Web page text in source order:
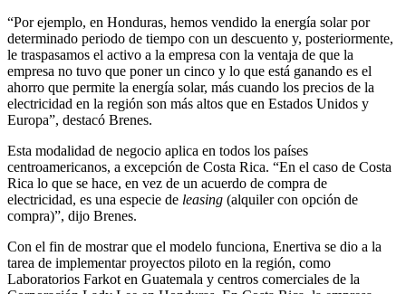
“Por ejemplo, en Honduras, hemos vendido la energía solar por
determinado periodo de tiempo con un descuento y, posteriormente,
le traspasamos el activo a la empresa con la ventaja de que la
empresa no tuvo que poner un cinco y lo que está ganando es el
ahorro que permite la energía solar, más cuando los precios de la
electricidad en la región son más altos que en Estados Unidos y
Europa”, destacó Brenes.
Esta modalidad de negocio aplica en todos los países
centroamericanos, a excepción de Costa Rica. “En el caso de Costa
Rica lo que se hace, en vez de un acuerdo de compra de
electricidad, es una especie de leasing (alquiler con opción de
compra)”, dijo Brenes.
Con el fin de mostrar que el modelo funciona, Enertiva se dio a la
tarea de implementar proyectos piloto en la región, como
Laboratorios Farkot en Guatemala y centros comerciales de la